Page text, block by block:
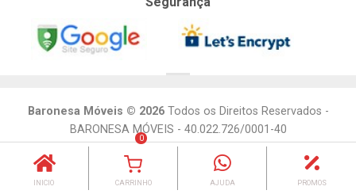
Baronesa Móveis © 2026Todos os Direitos Reservados -
BARONESA MÓVEIS - 40.022.726/0001-40
0